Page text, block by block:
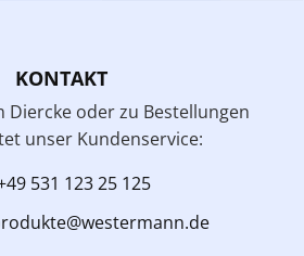
KONTAKT
Diercke oder zu Bestellungen
unser Kundenservice:
531 123 25 125